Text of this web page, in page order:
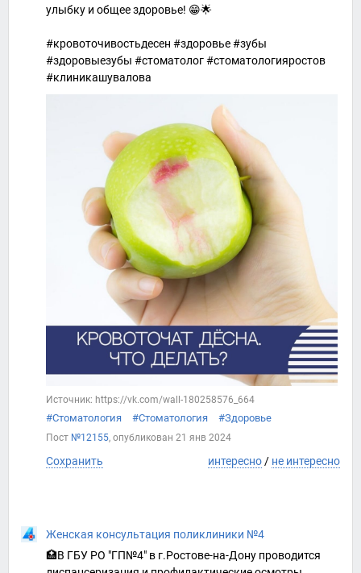
улыбку и общее здоровье! 😁🌟
#кровоточивостьдесен #здоровье #зубы
#здоровыезубы #стоматолог #стоматологияростов
#клиникашувалова
Источник: https://vk.com/wall-180258576_664
#Стоматология #Стоматология #Здоровье
Пост №12155, опубликован 21 янв 2024
Сохранить интересно / не интересно
Женская консультация поликлиники №4
🏥В ГБУ РО "ГП№4" в г.Ростове-на-Дону проводится